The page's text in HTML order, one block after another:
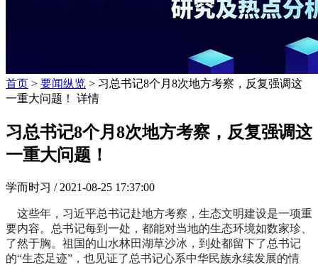
首页 > 要闻纵览 > 习总书记8个月8次地方考察，反复强调这
一重大问题！ 详情
习总书记8个月8次地方考察，反复强调这
一重大问题！
学而时习 / 2021-08-25 17:37:00
这些年，习近平总书记赴地方考察，生态文明建设是一项重
要内容。总书记每到一处，都能对当地的生态环境如数家珍、
了然于胸。祖国的山水林田湖草沙冰，到处都留下了总书记
的“生态足迹”，也见证了总书记心系中华民族永续发展的情